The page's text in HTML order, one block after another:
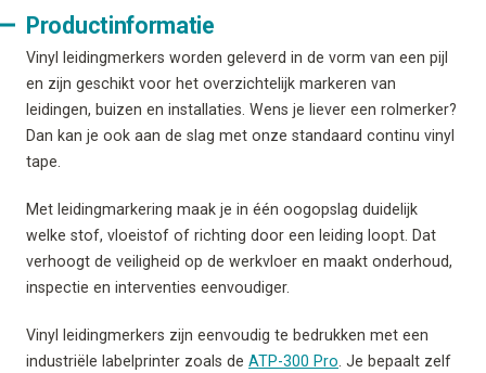
Productinformatie
Vinyl leidingmerkers worden geleverd in de vorm van een pijl
en zijn geschikt voor het overzichtelijk markeren van
leidingen, buizen en installaties. Wens je liever een rolmerker?
Dan kan je ook aan de slag met onze standaard continu vinyl
tape.
Met leidingmarkering maak je in één oogopslag duidelijk
welke stof, vloeistof of richting door een leiding loopt. Dat
verhoogt de veiligheid op de werkvloer en maakt onderhoud,
inspectie en interventies eenvoudiger.
Vinyl leidingmerkers zijn eenvoudig te bedrukken met een
industriële labelprinter zoals de ATP-300 Pro . Je bepaalt zelf